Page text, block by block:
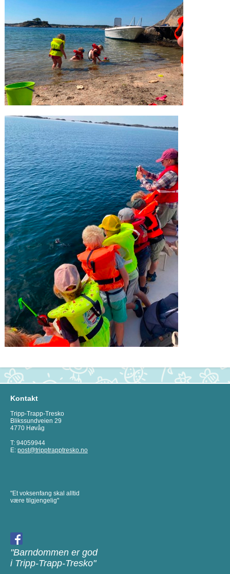
Kontakt
Tripp-Trapp-Tresko
Blikssundveien 29
4770 Høvåg
T: 94059944
E: post@tripptrapptresko.no
"Et voksenfang skal alltid
være tilgjengelig"
"Barndommen er god
i Tripp-Trapp-Tresko"